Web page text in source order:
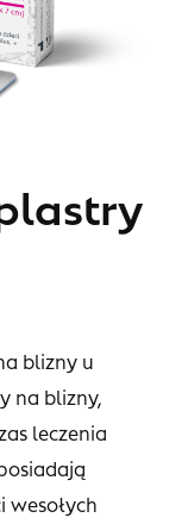
blizny u
na blizny,
leczenia